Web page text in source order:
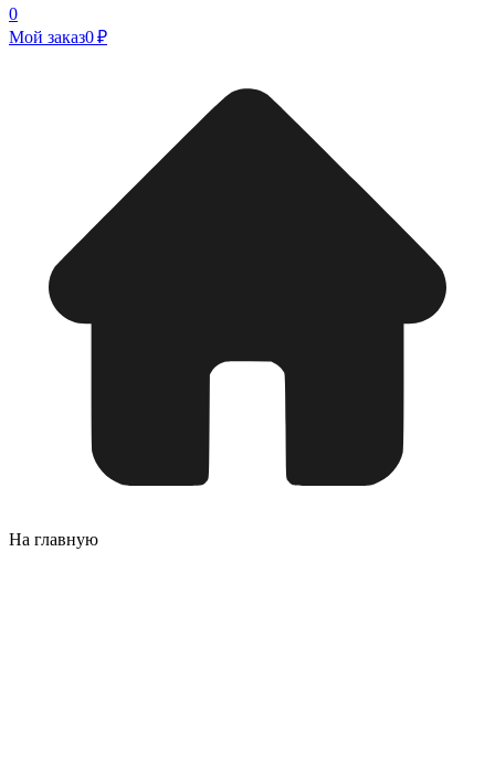
0
Мой заказ0 ₽
На главную